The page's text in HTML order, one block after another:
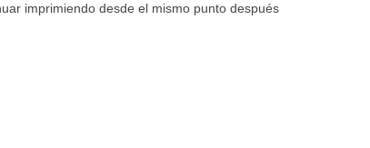
imprimiendo desde el mismo punto después